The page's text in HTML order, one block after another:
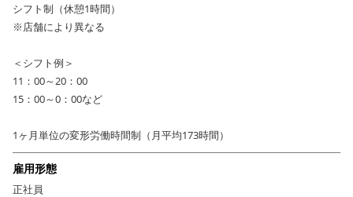
シフト制（休憩1時間）
※店舗により異なる
＜シフト例＞
11：00～20：00
15：00～0：00など
1ヶ月単位の変形労働時間制（月平均173時間）
雇用形態
正社員